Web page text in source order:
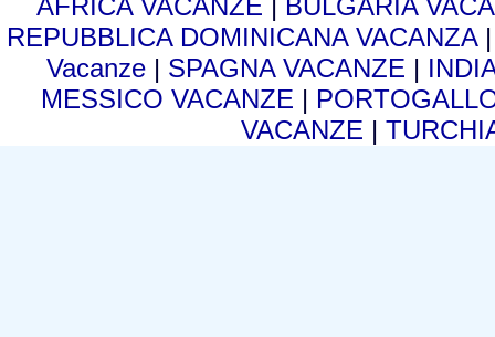
AFRICA VACANZE | BULGARIA
REPUBBLICA DOMINICANA VACANZA
Vacanze | SPAGNA VACANZE |
MESSICO VACANZE |
VACANZE |